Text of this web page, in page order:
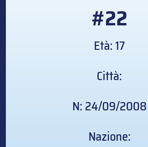
#22
Età: 17
Città:
N: 24/09/2008
Nazione: